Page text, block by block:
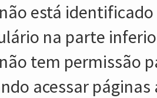
está
na parte
tem permissão
acessar